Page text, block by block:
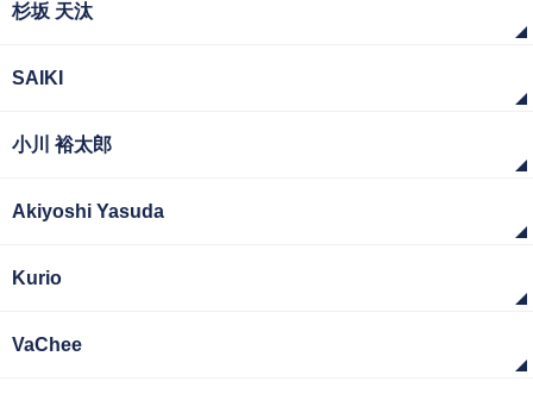
杉坂 天汰
SAIKI
小川 裕太郎
Akiyoshi Yasuda
Kurio
VaChee